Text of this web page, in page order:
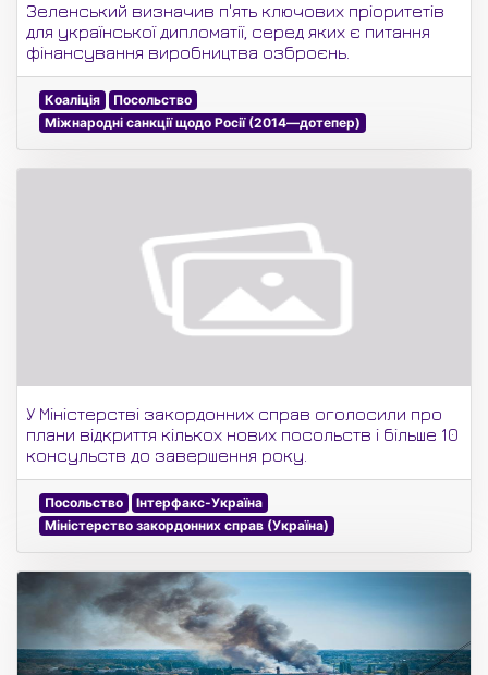
Зеленський визначив п'ять ключових пріоритетів
для української дипломатії, серед яких є питання
фінансування виробництва озброєнь.
Коаліція
Посольство
Міжнародні санкції щодо Росії (2014—дотепер)
У Міністерстві закордонних справ оголосили про
плани відкриття кількох нових посольств і більше 10
консульств до завершення року.
Посольство
Інтерфакс-Україна
Міністерство закордонних справ (Україна)